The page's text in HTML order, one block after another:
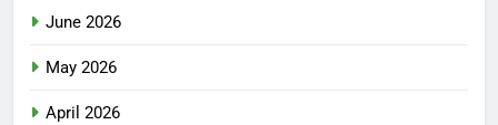
June 2026
May 2026
April 2026